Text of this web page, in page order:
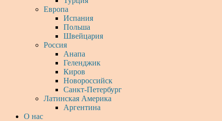
Европа
Испания
Польша
Швейцария
Россия
Анапа
Геленджик
Киров
Новороссийск
Санкт-Петербург
Латинская Америка
Аргентина
О нас